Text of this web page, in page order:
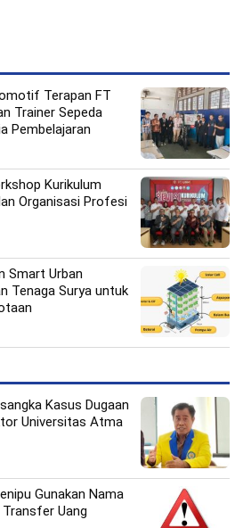
Terapan FT
Trainer Sepeda
Pembelajaran
Kurikulum
Organisasi Profesi
Smart Urban
Tenaga Surya untuk
Kasus Dugaan
Universitas Atma
Gunakan Nama
Uang